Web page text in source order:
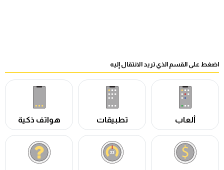
اضغط على القسم الذي تريد الانتقال إليه
ألعاب تطبيقات هواتف ذكية